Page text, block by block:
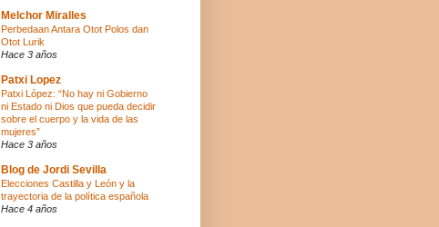
Melchor Miralles
Perbedaan Antara Otot Polos dan
Otot Lurik
Hace 3 años
Patxi Lopez
Patxi López: “No hay ni Gobierno
ni Estado ni Dios que pueda decidir
sobre el cuerpo y la vida de las
mujeres”
Hace 3 años
Blog de Jordi Sevilla
Elecciones Castilla y León y la
trayectoria de la política española
Hace 4 años